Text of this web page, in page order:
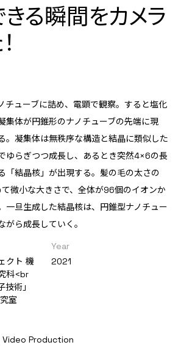
る瞬間をカメラ
チューブに詰め、電顕で観察。すると塩化
集体が円錐形のナノチューブの先端に現
。凝集体は無秩序な構造と結晶に類似した
ゆらぎつつ成長し、あるとき突然4×6の長
「結晶核」が出現する。髪の毛の太さの
微小な大きさで、全体が96個のイオンか
一旦生成した結晶核は、円錐型ナノチュー
がら成長していく。
クト 機
科<br
術」
室
Year
2021
Production